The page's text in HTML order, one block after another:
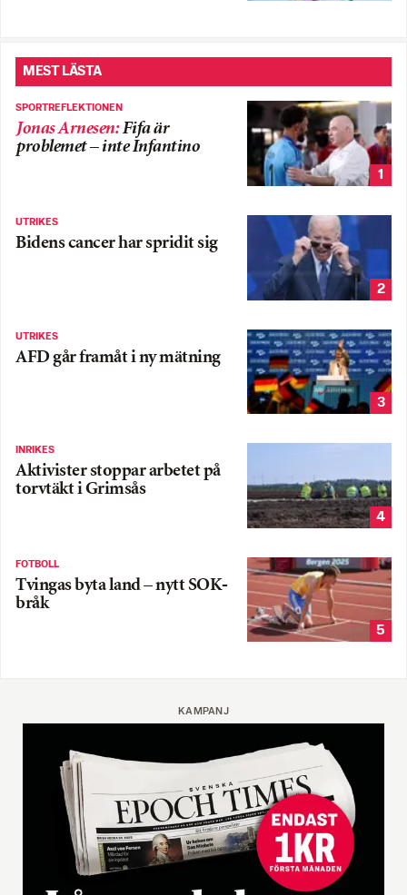
MEST LÄSTA
SPORTREFLEKTIONEN
Jonas Arnesen:Fifa är
problemet – inte Infantino
1
UTRIKES
Bidens cancer har spridit sig
2
UTRIKES
AFD går framåt i ny mätning
3
INRIKES
Aktivister stoppar arbetet på
torvtäkt i Grimsås
4
FOTBOLL
Tvingas byta land – nytt SOK-
bråk
5
KAMPANJ